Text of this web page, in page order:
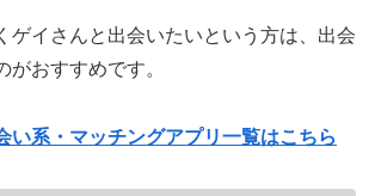
ゲイさんと出会いたいという方は、 出会
がおすすめです。
い系・マッチングアプリ一覧はこちら